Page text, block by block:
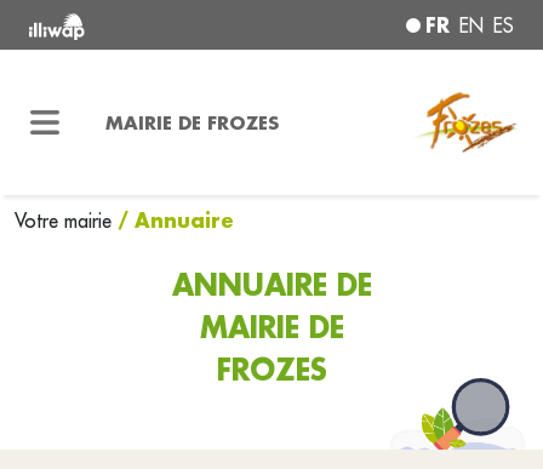
FR EN ES
MAIRIE DE FROZES
Votre mairie / Annuaire
ANNUAIRE DE
MAIRIE DE
FROZES